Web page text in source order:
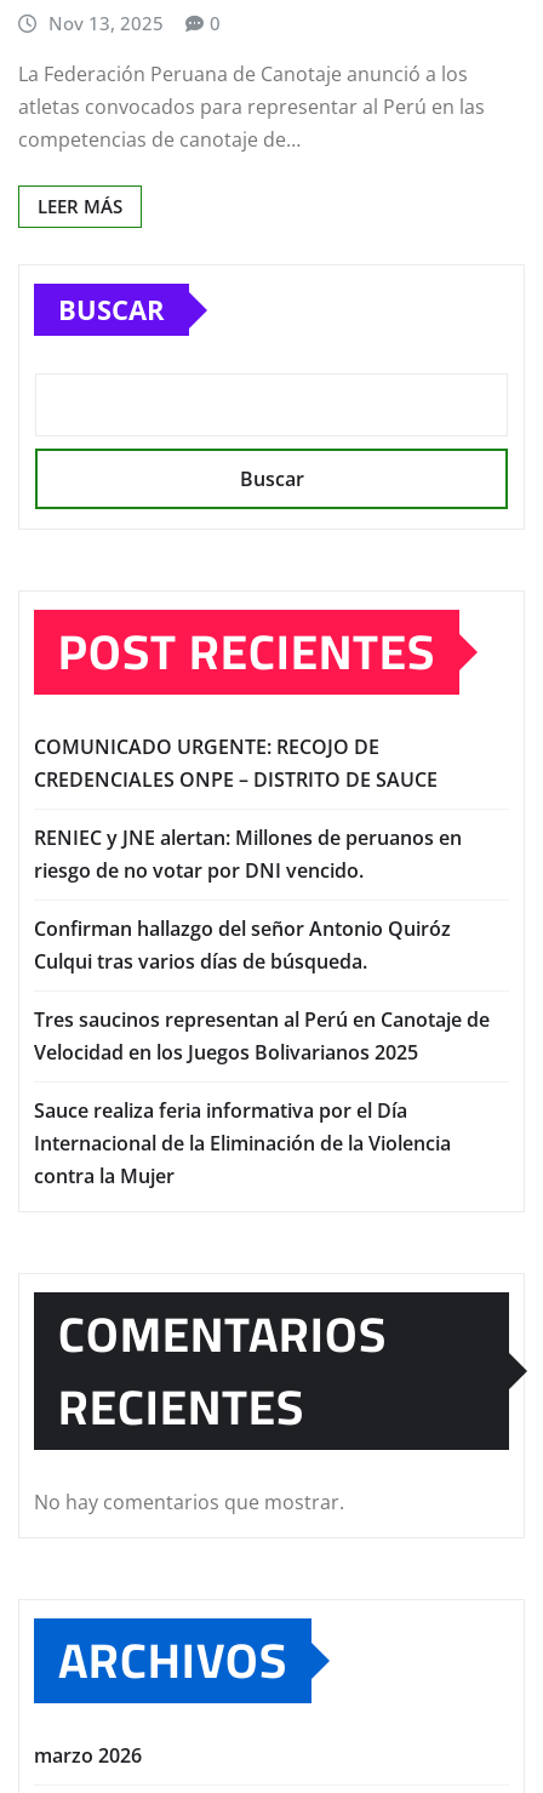
Nov 13, 2025 0
La Federación Peruana de Canotaje anunció a los
atletas convocados para representar al Perú en las
competencias de canotaje de…
LEER MÁS
BUSCAR
Buscar
POST RECIENTES
COMUNICADO URGENTE: RECOJO DE
CREDENCIALES ONPE – DISTRITO DE SAUCE
RENIEC y JNE alertan: Millones de peruanos en
riesgo de no votar por DNI vencido.
Confirman hallazgo del señor Antonio Quiróz
Culqui tras varios días de búsqueda.
Tres saucinos representan al Perú en Canotaje de
Velocidad en los Juegos Bolivarianos 2025
Sauce realiza feria informativa por el Día
Internacional de la Eliminación de la Violencia
contra la Mujer
COMENTARIOS
RECIENTES
No hay comentarios que mostrar.
ARCHIVOS
marzo 2026